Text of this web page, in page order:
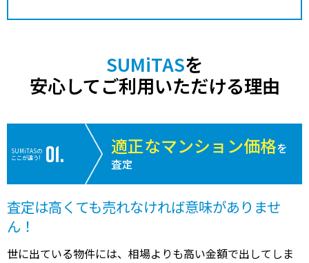
SUMiTASを
安心してご利用いただける理由
SUMiTASの
ここが違う!
適正なマンション価格を
査定
査定は高くても売れなければ意味がありませ
ん！
世に出ている物件には、相場よりも高い金額で出してしま